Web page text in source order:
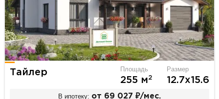
Тайлер Площадь
255 м2
Размер
12.7х15.6
В ипотеку: от 69 027 ₽/мес.